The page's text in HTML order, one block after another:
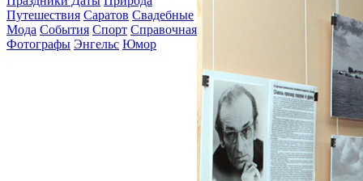
Путешествия Саратов Свадебные
Мода События Спорт Справочная
Фотографы Энгельс Юмор